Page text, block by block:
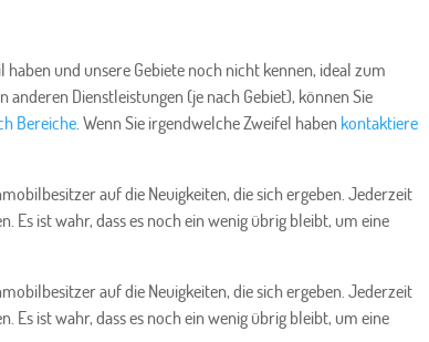
und unsere Gebiete noch nicht kennen, ideal zum
Dienstleistungen (je nach Gebiet), können Sie
Bereiche . Wenn Sie irgendwelche Zweifel haben kontaktiere
auf die Neuigkeiten, die sich ergeben. Jederzeit
Es ist wahr, dass es noch ein wenig übrig bleibt, um eine
auf die Neuigkeiten, die sich ergeben. Jederzeit
Es ist wahr, dass es noch ein wenig übrig bleibt, um eine